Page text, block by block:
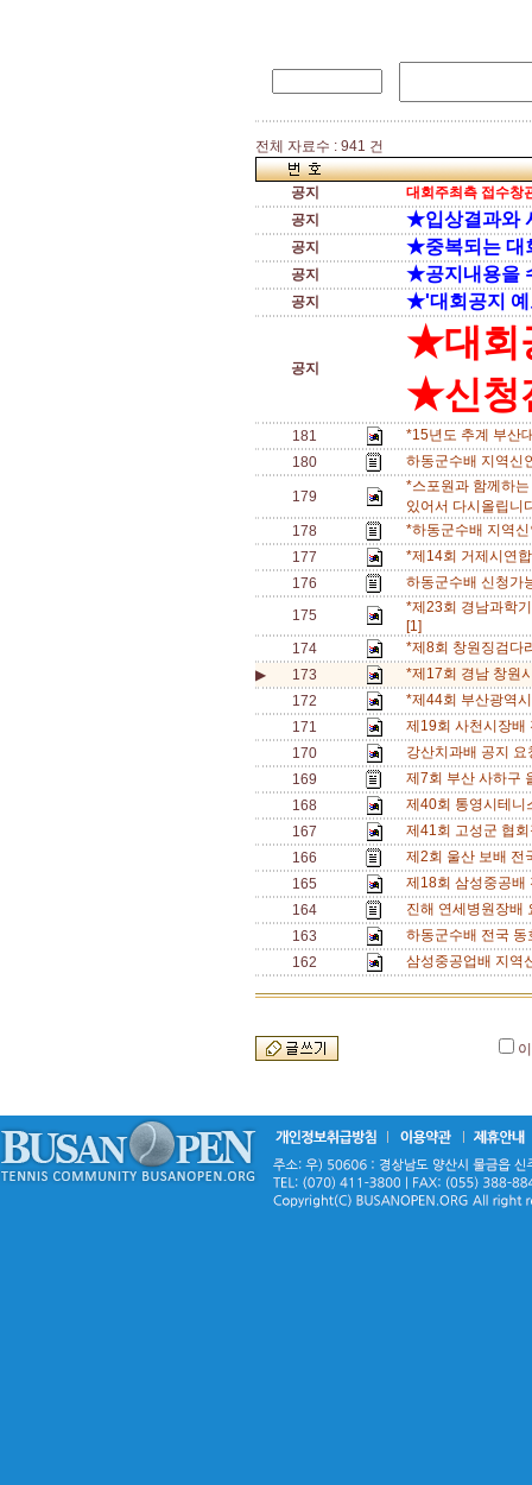
전체 자료수 : 941 건
공지
대회주최측 접수창
공지
★입상결과와
공지 ★중복되는 대
공지 ★공지내용을
공지 ★'대회공지 예
공지
★대회
★신청
181
*15년도 추계 부산
180
하동군수배 지역신
179
*스포원과 함께하
있어서 다시올립니
178
*하동군수배 지역
177
*제14회 거제시연
176
하동군수배 신청
175
*제23회 경남과학
[1]
174
*제8회 창원징검다
▶
173
*제17회 경남 창원
172
*제44회 부산광역
171
제19회 사천시장
170
강산치과배 공지
169
제7회 부산 사하구
168
제40회 통영시테
167
제41회 고성군 협
166
제2회 울산 보배
165
제18회 삼성중공
164
진해 연세병원장배
163
하동군수배 전국
162
삼성중공업배 지역